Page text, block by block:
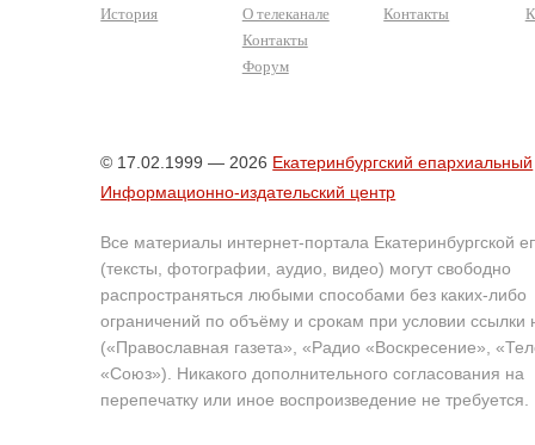
История
О телеканале
Контакты
Форум
Контакты
© 17.02.1999 — 2026 Екатеринбургский епархиальный
Информационно-издательский центр
Все материалы интернет-портала Екатеринбургской
(тексты, фотографии, аудио, видео) могут свободно
распространяться любыми способами без каких-либо
ограничений по объёму и срокам при условии ссылки
(«Православная газета», «Радио «Воскресение»,
«Союз»). Никакого дополнительного согласования на
перепечатку или иное воспроизведение не требуется.